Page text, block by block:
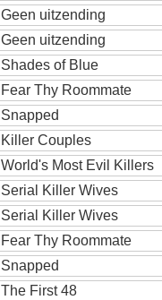
Geen uitzending
Geen uitzending
Shades of Blue
Fear Thy Roommate
Snapped
Killer Couples
World's Most Evil Killers
Serial Killer Wives
Serial Killer Wives
Fear Thy Roommate
Snapped
The First 48